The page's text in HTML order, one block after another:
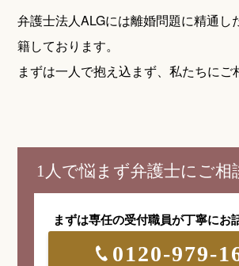
弁護士法人ALGには離婚問題に精通し
籍しております。
まずは一人で抱え込まず、私たちにご
1人で悩まず弁護士にご相
まずは専任の受付職員が丁寧にお
0120-979-